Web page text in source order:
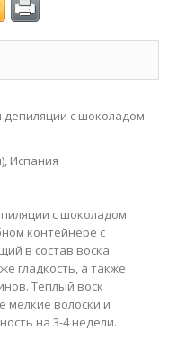
депиляции с шоколадом
Испания
с шоколадом
контейнере с
в состав воска
гладкость, а также
Теплый воск
мелкие волоски и
на 3-4 недели.